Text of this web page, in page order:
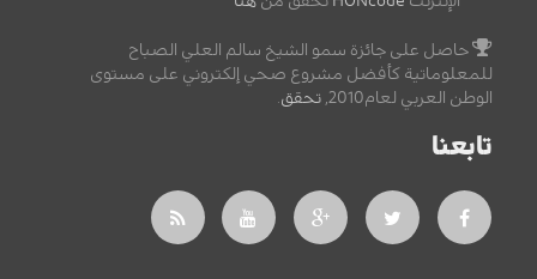
حاصل على جائزة سمو الشيخ سالم العلي الصباح
للمعلوماتية كأفضل مشروع صحي إلكتروني على مستوى
الوطن العربي لعام2010,
تحقق.
تابعنا